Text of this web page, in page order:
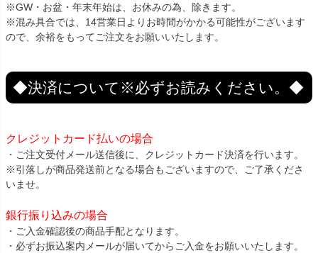
※GW・お盆・年末年始は、お休みの為、除きます。
※混み具合では、14営業日よりお時間がかかる可能性がございます
ので、余裕をもってご注文をお願いいたします。
◆決済について※必ずお読みください。◆
クレジットカード払いの場合
・ご注文受付メール送信後に、クレジットカード決済を行います。
※引落しが商品発送前となる場合もございますので、ご了承くださ
いませ。
銀行振り込みの場合
・ご入金確認後の商品手配となります。
・必ずお振込案内メールが届いてからご入金をお願いいたします。